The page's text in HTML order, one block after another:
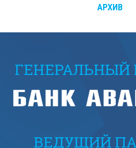
АРХИВ
ГЕНЕРАЛЬНЫЙ
ВЕДУЩИЙ